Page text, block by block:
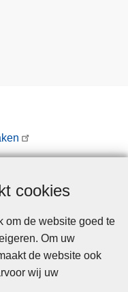
cookies
om de website goed te
Om uw
de website ook
wij uw